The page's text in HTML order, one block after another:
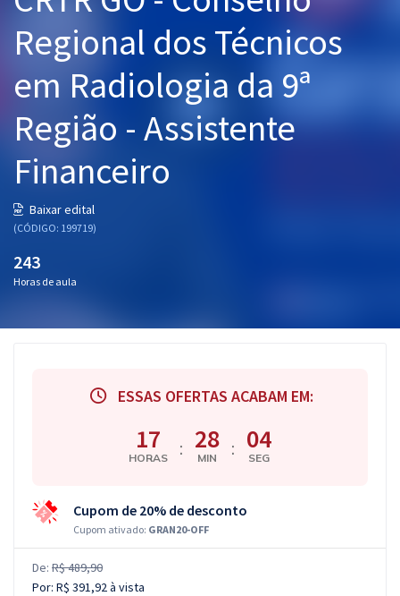
Graduação
OAB
Mentorias
Questões grátis
Conteúdo gratuito
Blog
Regional dos Técnicos
em Radiologia da 9ª
Região - Assistente
Financeiro
Baixar edital
(CÓDIGO: 199719)
243
Horas de aula
ESSAS OFERTAS ACABAM EM:
17
HORAS : 28
MIN : 03
SEG
Cupom de 20% de desconto
Cupom ativado: GRAN20-OFF
De: R$ 489,90
Por: R$ 391,92à vista